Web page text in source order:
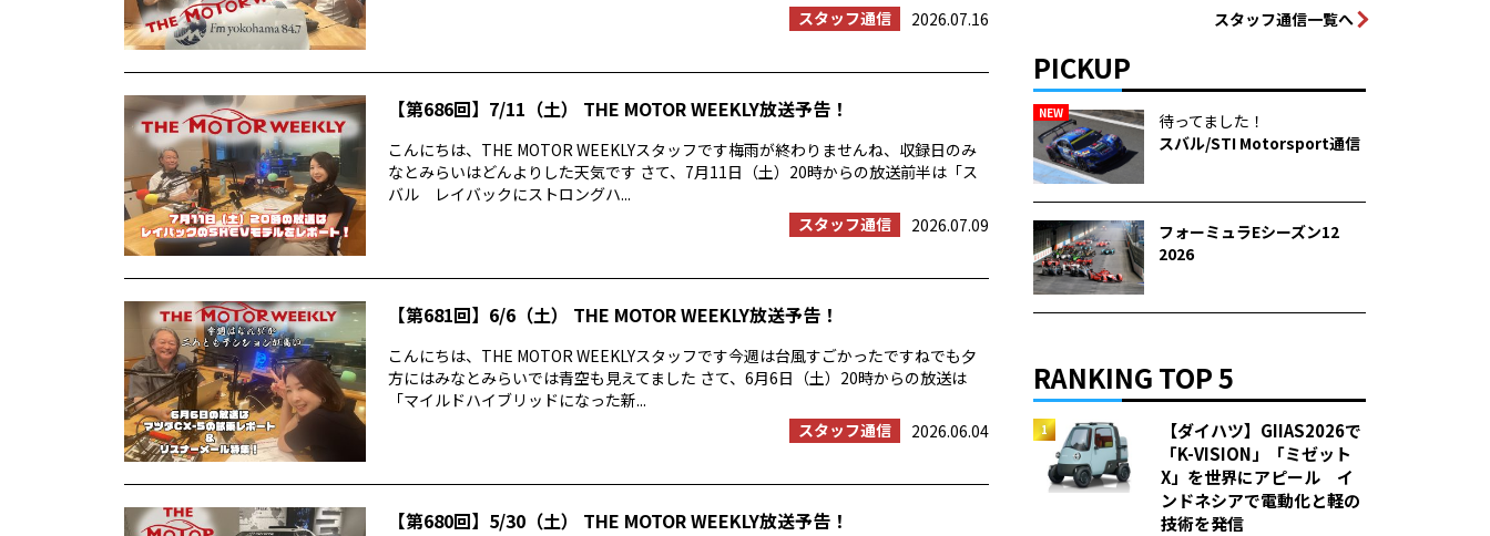
スタッフ通信
2026.07.16
【第686回】7/11（土） THE MOTOR WEEKLY放送予告！
こんにちは、THE MOTOR WEEKLYスタッフです梅雨が終わりませんね、収録日のみ
なとみらいはどんよりした天気です さて、7月11日（土）20時からの放送前半は「ス
バル レイバックにストロングハ...
スタッフ通信
2026.07.09
【第681回】6/6（土） THE MOTOR WEEKLY放送予告！
こんにちは、THE MOTOR WEEKLYスタッフです今週は台風すごかったですねでも夕
方にはみなとみらいでは青空も見えてました さて、6月6日（土）20時からの放送は
「マイルドハイブリッドになった新...
スタッフ通信
2026.06.04
【第680回】5/30（土） THE MOTOR WEEKLY放送予告！
スタッフ通信一覧へ
PICKUP
NEW
待ってました！
スバル/STI Motorsport通信
フォーミュラEシーズン12
2026
RANKING TOP 5
【ダイハツ】GIIAS2026で
「K-VISION」「ミゼット
X」を世界にアピール イ
ンドネシアで電動化と軽の
技術を発信